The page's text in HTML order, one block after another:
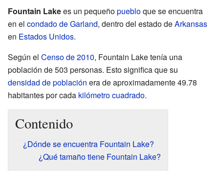
Fountain Lakees un pequeñopuebloque se encuentra
en el condado de Garland, dentro del estado deArkansas
en Estados Unidos.
Según el Censo de 2010, Fountain Lake tenía una
población de 503 personas. Esto significa que su
densidad de población era de aproximadamente 49.78
habitantes por cada kilómetro cuadrado.
Contenido
¿Dónde se encuentra Fountain Lake?
¿Qué tamaño tiene Fountain Lake?